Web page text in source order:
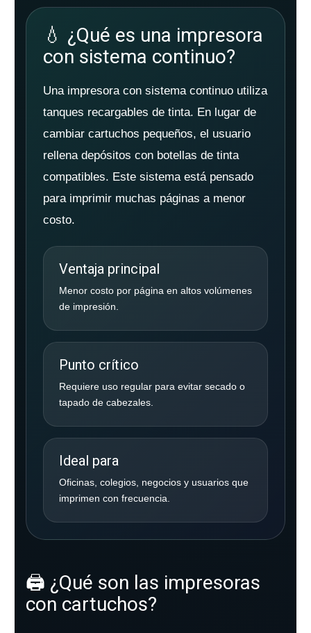
💧 ¿Qué es una impresora
con sistema continuo?
Una impresora con sistema continuo utiliza
tanques recargables de tinta. En lugar de
cambiar cartuchos pequeños, el usuario
rellena depósitos con botellas de tinta
compatibles. Este sistema está pensado
para imprimir muchas páginas a menor
costo.
Ventaja principal
Menor costo por página en altos volúmenes
de impresión.
Punto crítico
Requiere uso regular para evitar secado o
tapado de cabezales.
Ideal para
Oficinas, colegios, negocios y usuarios que
imprimen con frecuencia.
🖨️ ¿Qué son las impresoras
con cartuchos?